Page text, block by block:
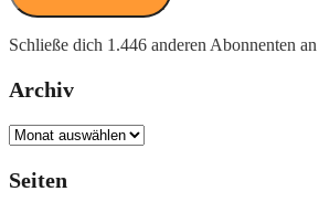
Schließe dich 1.446 anderen Abonnenten an
Archiv
Archiv
Seiten